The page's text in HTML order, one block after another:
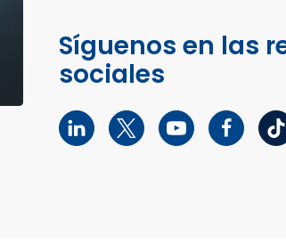
Síguenos en las
sociales